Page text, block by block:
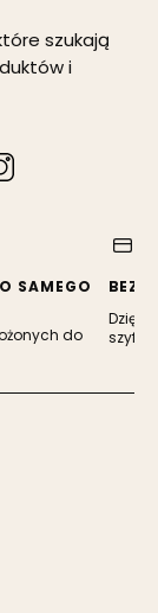
szukają
i
(Otwiera
SAMEGO
do
Dzięki